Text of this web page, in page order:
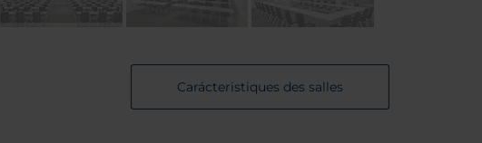
Carácteristiques des salles